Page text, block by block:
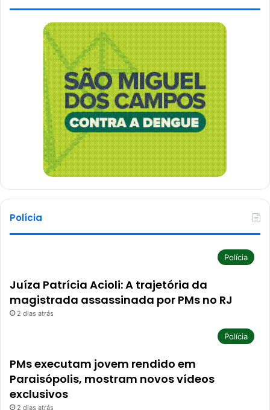
Polícia
Polícia
Juíza Patrícia Acioli: A trajetória da
magistrada assassinada por PMs no RJ
2 dias atrás
Polícia
PMs executam jovem rendido em
Paraisópolis, mostram novos vídeos
exclusivos
2 dias atrás